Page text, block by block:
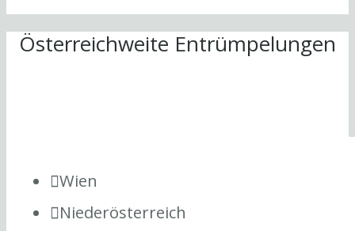
Österreichweite Entrümpelungen
Wien
Niederösterreich